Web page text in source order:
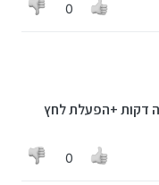
0
דקות +הפעלת לחץ
0